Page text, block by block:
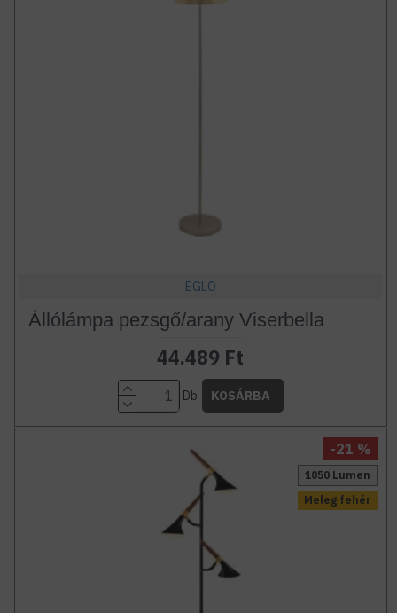
EGLO
Állólámpa pezsgő/arany Viserbella
44.489 Ft
Db KOSÁRBA
Meleg fehér
1050 Lumen
-21 %